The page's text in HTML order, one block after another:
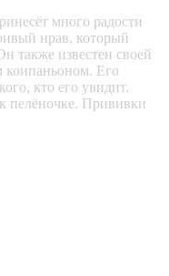
много радости
нрав, который
также известен своей
коипаньоном. Его
кто его увидит.
пелёночке. Прививки